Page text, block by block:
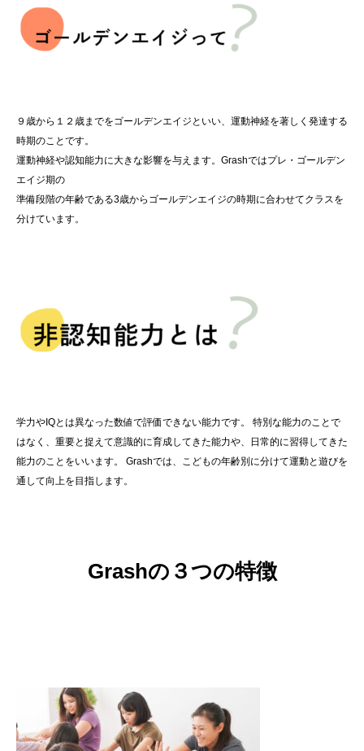
９歳から１２歳までをゴールデンエイジといい、運動神経を著しく発達する
時期のことです。
運動神経や認知能力に大きな影響を与えます。Grashではプレ・ゴールデン
エイジ期の
準備段階の年齢である3歳からゴールデンエイジの時期に合わせてクラスを
分けています。
学力やIQとは異なった数値で評価できない能力です。 特別な能力のことで
はなく、重要と捉えて意識的に育成してきた能力や、日常的に習得してきた
能力のことをいいます。 Grashでは、こどもの年齢別に分けて運動と遊びを
通して向上を目指します。
Grashの３つの特徴